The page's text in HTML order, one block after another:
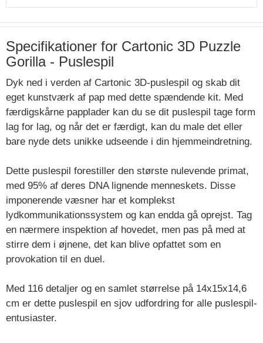
Specifikationer for Cartonic 3D Puzzle
Gorilla - Puslespil
Dyk ned i verden af Cartonic 3D-puslespil og skab dit
eget kunstværk af pap med dette spændende kit. Med
færdigskårne papplader kan du se dit puslespil tage form
lag for lag, og når det er færdigt, kan du male det eller
bare nyde dets unikke udseende i din hjemmeindretning.
Dette puslespil forestiller den største nulevende primat,
med 95% af deres DNA lignende menneskets. Disse
imponerende væsner har et komplekst
lydkommunikationssystem og kan endda gå oprejst. Tag
en nærmere inspektion af hovedet, men pas på med at
stirre dem i øjnene, det kan blive opfattet som en
provokation til en duel.
Med 116 detaljer og en samlet størrelse på 14x15x14,6
cm er dette puslespil en sjov udfordring for alle puslespil-
entusiaster.